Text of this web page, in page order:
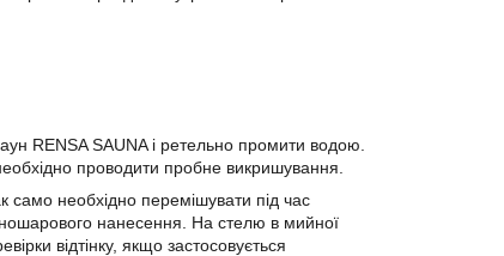
RENSA SAUNA і ретельно промити водою.
проводити пробне викришування.
необхідно перемішувати під час
нанесення. На стелю в мийної
відтінку, якщо застосовується